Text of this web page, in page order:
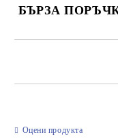
БЪРЗА
Оцени продукта